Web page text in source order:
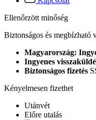
Ellenőrzött minőség
Biztonságos és megbízható
Magyarország:
Ingyenes
Biztonságos fizetés
Kényelmesen fizethet
Utánvét
Előre utalás